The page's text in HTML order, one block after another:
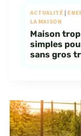
ACTUALITÉ |
LA MAISON
Maison
simples
sans gros